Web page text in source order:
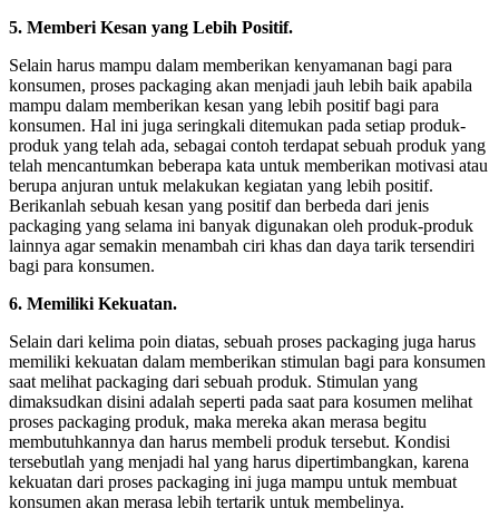
5. Memberi Kesan yang Lebih Positif.
Selain harus mampu dalam memberikan kenyamanan bagi para
konsumen, proses packaging akan menjadi jauh lebih baik apabila
mampu dalam memberikan kesan yang lebih positif bagi para
konsumen. Hal ini juga seringkali ditemukan pada setiap produk-
produk yang telah ada, sebagai contoh terdapat sebuah produk yang
telah mencantumkan beberapa kata untuk memberikan motivasi atau
berupa anjuran untuk melakukan kegiatan yang lebih positif.
Berikanlah sebuah kesan yang positif dan berbeda dari jenis
packaging yang selama ini banyak digunakan oleh produk-produk
lainnya agar semakin menambah ciri khas dan daya tarik tersendiri
bagi para konsumen.
6. Memiliki Kekuatan.
Selain dari kelima poin diatas, sebuah proses packaging juga harus
memiliki kekuatan dalam memberikan stimulan bagi para konsumen
saat melihat packaging dari sebuah produk. Stimulan yang
dimaksudkan disini adalah seperti pada saat para kosumen melihat
proses packaging produk, maka mereka akan merasa begitu
membutuhkannya dan harus membeli produk tersebut. Kondisi
tersebutlah yang menjadi hal yang harus dipertimbangkan, karena
kekuatan dari proses packaging ini juga mampu untuk membuat
konsumen akan merasa lebih tertarik untuk membelinya.